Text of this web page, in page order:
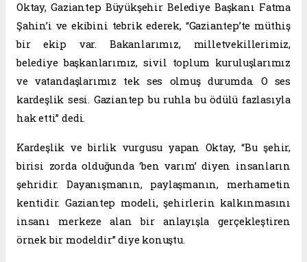
Oktay, Gaziantep Büyükşehir Belediye Başkanı Fatma
Şahin’i ve ekibini tebrik ederek, “Gaziantep’te müthiş
bir ekip var. Bakanlarımız, milletvekillerimiz,
belediye başkanlarımız, sivil toplum kuruluşlarımız
ve vatandaşlarımız tek ses olmuş durumda. O ses
kardeşlik sesi. Gaziantep bu ruhla bu ödülü fazlasıyla
hak etti” dedi.
Kardeşlik ve birlik vurgusu yapan Oktay, “Bu şehir,
birisi zorda olduğunda ‘ben varım’ diyen insanların
şehridir. Dayanışmanın, paylaşmanın, merhametin
kentidir. Gaziantep modeli, şehirlerin kalkınmasını
insanı merkeze alan bir anlayışla gerçekleştiren
örnek bir modeldir” diye konuştu.